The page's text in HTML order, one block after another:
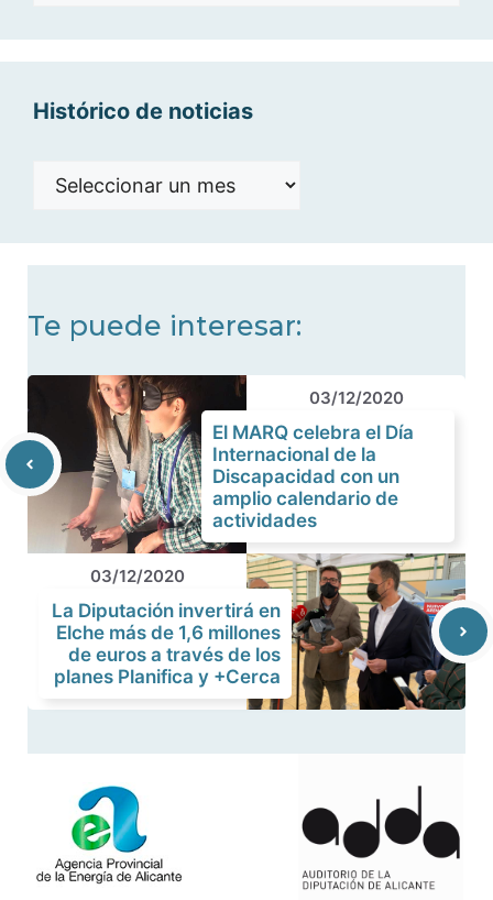
Histórico de noticias
Histórico
Te puede interesar:
03/12/2020
El MARQ celebra el Día
Internacional de la
Discapacidad con un
amplio calendario de
actividades
03/12/2020
La Diputación invertirá en
Elche más de 1,6 millones
de euros a través de los
planes Planifica y +Cerca